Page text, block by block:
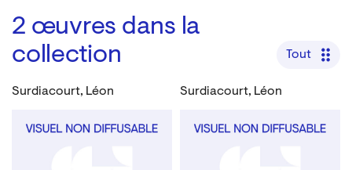
2 œuvres dans la
collection
Tout
Surdiacourt, Léon Surdiacourt, Léon